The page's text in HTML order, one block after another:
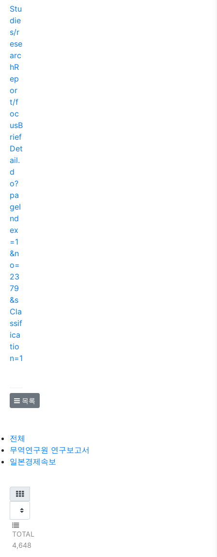
Stu
die
s/r
ese
arc
hR
ep
or
t/f
oc
usB
rief
Det
ail.
d
o?
pa
geI
nd
ex
=1
&n
o=
23
79
&s
Cla
ssif
ica
tio
n=1
목록
전체
무역연구원 연구보고서
일본경제속보
TOTAL
4,648